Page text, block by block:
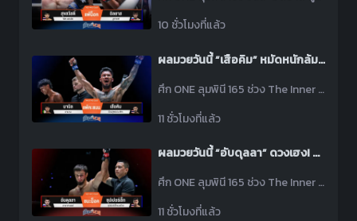
10 ชั่วโมงที่แล้ว
ผลมวยวันนี้ “เสือคิม” หมัดหนักล้มยักษ์! ชนะแต้ม “นาบิล” ไม่เอกฉันท์ รับโบนัส 1.7 ล้านบาท
ศึก ONE ลุมพินี 165 ช่วง The Inner Circle 25 วันนี้ “เสือคิม ป๋องสุพรรณ พีเค.” บวกหมัดได้นับยก 2 ก่อนคุมเกมเอาชนะแต้ม “นาบิล อานาน” ไม่เอกฉันท์ รับโบนัส 1.7 ล้านบาท
11 ชั่วโมงที่แล้ว
ผลมวยวันนี้ “อับดุลลา” ดวงเฮง! ชนะน็อค “ซุปเปอร์เล็ก” ยก 2 เหตุเจ็บเข่าทำพิษ
ศึก ONE ลุมพินี 165 ช่วง The Inner Circle 25 วันนี้ “อับดุลลา ดายาคาเอฟ” รัวหมัดชุดจน “ซุปเปอร์เล็ก ซุปเปอร์เล็กมวยไทย” วืดล้มเจ็บเข่าพ่ายน็อคไปในยก 2
11 ชั่วโมงที่แล้ว